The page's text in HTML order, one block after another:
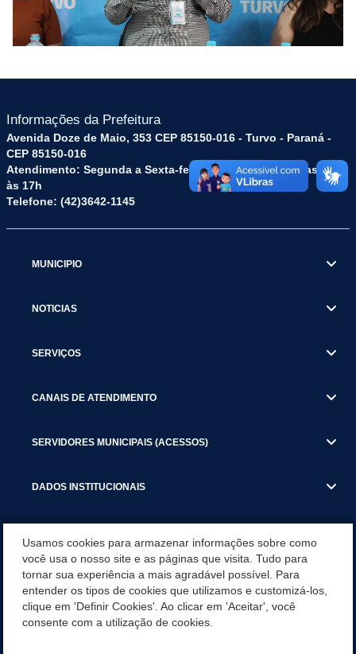
Informações da Prefeitura
Avenida Doze de Maio, 353 CEP 85150-016 - Turvo - Paraná -
CEP 85150-016
Atendimento: Segunda a Sexta-feira: das 8h às 12h e das 13h
às 17h
Telefone: (42)3642-1145
MUNICIPIO
NOTICIAS
SERVIÇOS
CANAIS DE ATENDIMENTO
SERVIDORES MUNICIPAIS (ACESSOS)
DADOS INSTITUCIONAIS
SERVIÇOS TRIBUTARIOS
PESQUISA DE SATISFAÇÃO DOS SERVIDORES - SISTEMAS E
SERVIÇOS DIGITAIS
Usamos cookies para armazenar informações sobre como
você usa o nosso site e as páginas que visita. Tudo para
tornar sua experiência a mais agradável possível. Para
entender os tipos de cookies que utilizamos e customizá-los,
clique em 'Definir Cookies'. Ao clicar em 'Aceitar', você
consente com a utilização de cookies.